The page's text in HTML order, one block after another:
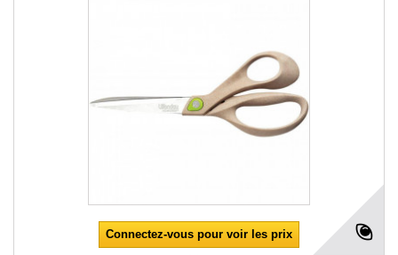
Connectez-vous pour voir les prix